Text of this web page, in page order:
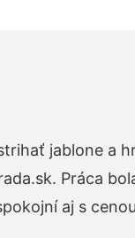
jablone a
Práca
aj s